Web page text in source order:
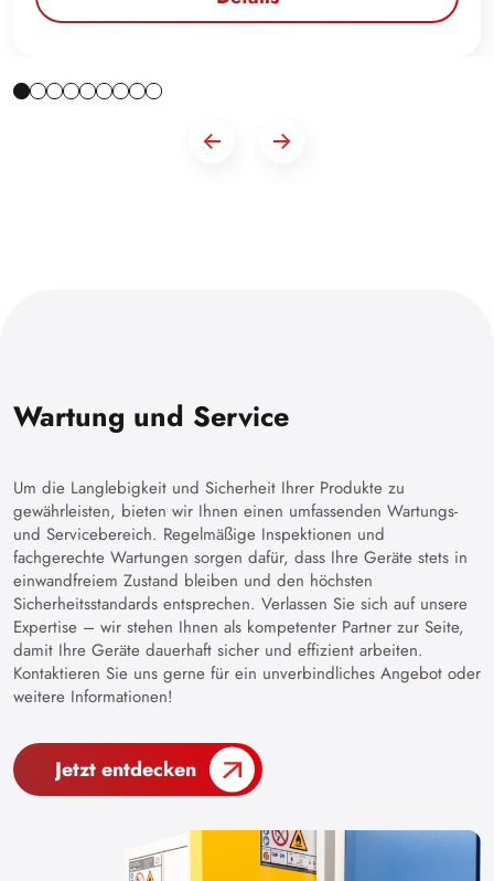
Wartung und Service
Um die Langlebigkeit und Sicherheit Ihrer Produkte zu
gewährleisten, bieten wir Ihnen einen umfassenden Wartungs-
und Servicebereich. Regelmäßige Inspektionen und
fachgerechte Wartungen sorgen dafür, dass Ihre Geräte stets in
einwandfreiem Zustand bleiben und den höchsten
Sicherheitsstandards entsprechen. Verlassen Sie sich auf unsere
Expertise – wir stehen Ihnen als kompetenter Partner zur Seite,
damit Ihre Geräte dauerhaft sicher und effizient arbeiten.
Kontaktieren Sie uns gerne für ein unverbindliches Angebot oder
weitere Informationen!
Jetzt entdecken